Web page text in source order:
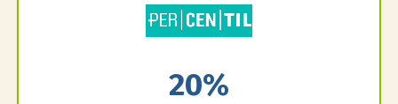
20%